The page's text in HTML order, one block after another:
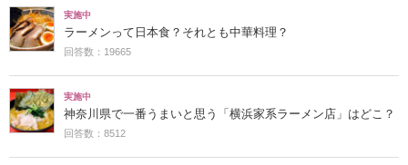
実施中
ラーメンって日本食？それとも中華料理？
回答数：19665
実施中
神奈川県で一番うまいと思う「横浜家系ラーメン店」はどこ？
回答数：8512